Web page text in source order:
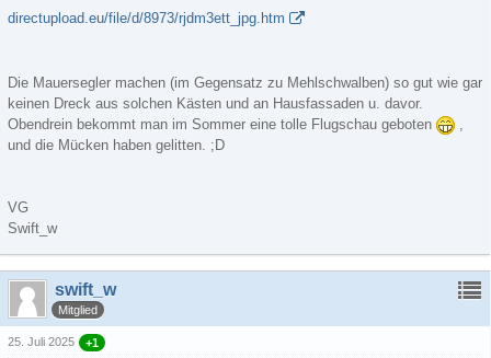
directupload.eu/file/d/8973/rjdm3ett_jpg.htm
Die Mauersegler machen (im Gegensatz zu Mehlschwalben) so gut wie gar
keinen Dreck aus solchen Kästen und an Hausfassaden u. davor.
Obendrein bekommt man im Sommer eine tolle Flugschau geboten
,
und die Mücken haben gelitten. ;D
VG
Swift_w
swift_w
Mitglied
25. Juli 2025 +1